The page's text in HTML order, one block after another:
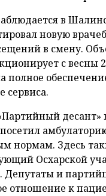
в
новую
в смену.
с
полное
сервиса.
нормам. Здесь
Осхарской
и
отношение к